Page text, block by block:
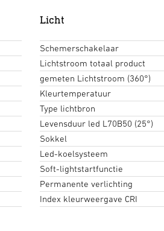
Licht
Schemerschakelaar
Lichtstroom totaal product
gemeten Lichtstroom (360°)
Kleurtemperatuur
Type lichtbron
Levensduur led L70B50 (25°)
Sokkel
Led-koelsysteem
Soft-lightstartfunctie
Permanente verlichting
Index kleurweergave CRI